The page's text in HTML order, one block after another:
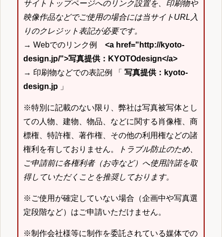
サイトトップページへのリンク設置を、印刷物や
映像作品などでご使用の場合には当サイトURL入
りのクレジット表記が必要です。
→ Webでのリンク例 <a href="http://kyoto-
design.jp/">写真提供：KYOTOdesign</a>
→ 印刷物などでの表記例 「 写真提供：kyoto-
design.jp 」
※特別に記載のない限り、弊社は写真被写体とし
ての人物、建物、物品、などに関する肖像権、商
標権、特許権、著作権、その他の利用権などの諸
権利を有しておりません。
トラブル防止のため、
ご申請前に各権利者（お寺など）へ使用許諾を取
得していただくことを推奨しております。
※ご使用が確定していない場合（企画中や写真選
定段階など）はご申請いただけません。
※制作会社様等に制作を委託されている媒体での